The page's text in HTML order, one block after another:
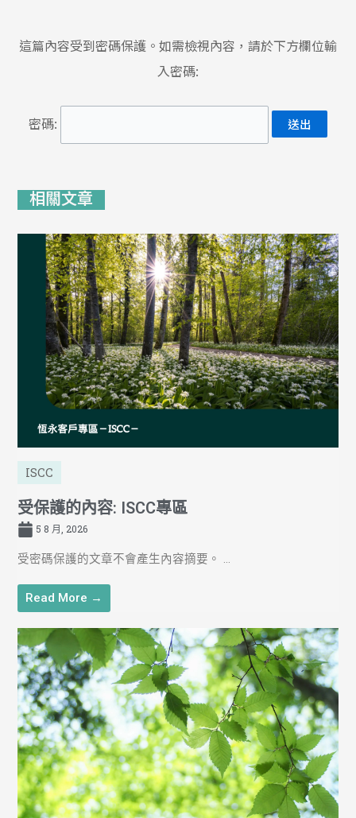
這篇內容受到密碼保護。如需檢視內容，請於下方欄位輸
入密碼:
密碼:
相關文章
ISCC
受保護的內容: ISCC專區
5 8 月, 2026
受密碼保護的文章不會產生內容摘要。 ...
Read More →